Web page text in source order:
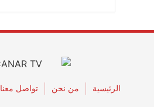
الرئيسية من نحن تواصل معنا